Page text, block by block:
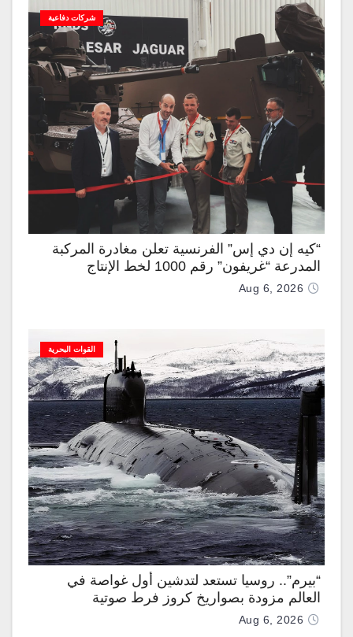
شركات دفاعية
“كيه إن دي إس” الفرنسية تعلن مغادرة المركبة
المدرعة “غريفون” رقم 1000 لخط الإنتاج
Aug 6, 2026
القوات البحرية
“بيرم”.. روسيا تستعد لتدشين أول غواصة في
العالم مزودة بصواريخ كروز فرط صوتية
Aug 6, 2026